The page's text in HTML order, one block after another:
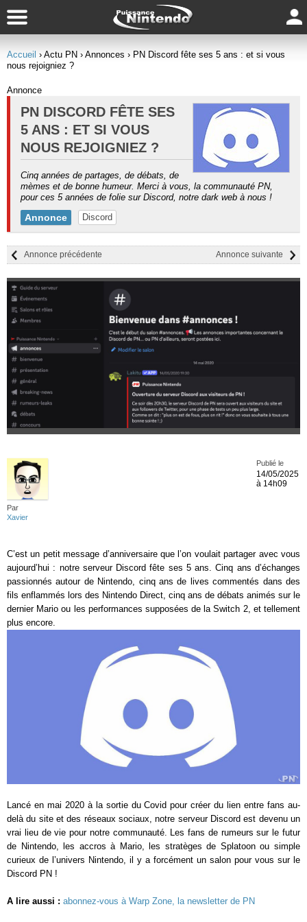
Accueil › Actu PN › Annonces › PN Discord fête ses 5 ans : et si vous
nous rejoigniez ?
Annonce
PN DISCORD FÊTE SES
5 ANS : ET SI VOUS
NOUS REJOIGNIEZ ?
Cinq années de partages, de débats, de
mèmes et de bonne humeur. Merci à vous, la communauté PN,
pour ces 5 années de folie sur Discord, notre dark web à nous !
Annonce Discord
Annonce suivante
Annonce précédente
Par
Xavier
Publié le
14/05/2025
à 14h09
C’est un petit message d’anniversaire que l’on voulait partager avec vous
aujourd’hui : notre serveur Discord fête ses 5 ans. Cinq ans d’échanges
passionnés autour de Nintendo, cinq ans de lives commentés dans des
fils enflammés lors des Nintendo Direct, cinq ans de débats animés sur le
dernier Mario ou les performances supposées de la Switch 2, et tellement
plus encore.
Lancé en mai 2020 à la sortie du Covid pour créer du lien entre fans au-
delà du site et des réseaux sociaux, notre serveur Discord est devenu un
vrai lieu de vie pour notre communauté. Les fans de rumeurs sur le futur
de Nintendo, les accros à Mario, les stratèges de Splatoon ou simple
curieux de l’univers Nintendo, il y a forcément un salon pour vous sur le
Discord PN !
A lire aussi : abonnez-vous à Warp Zone, la newsletter de PN